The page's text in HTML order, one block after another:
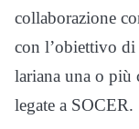
collaborazione
con l’obiettivo
lariana una o più
legate a SOCER.